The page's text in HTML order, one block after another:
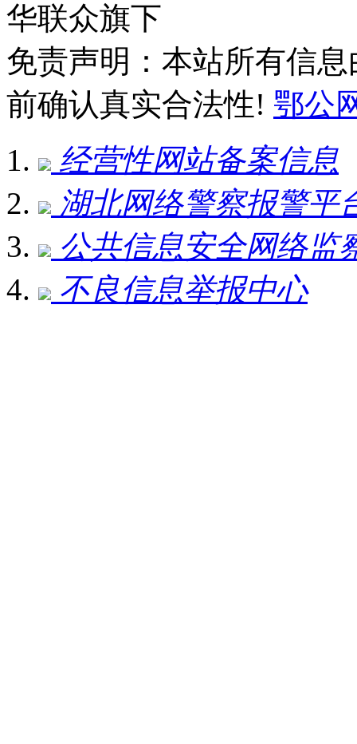
华联众旗下
免责声明：本站所有信
前确认真实合法性! 鄂公
经营性网站备案信息
湖北网络警察报警平
公共信息安全网络监
不良信息举报中心